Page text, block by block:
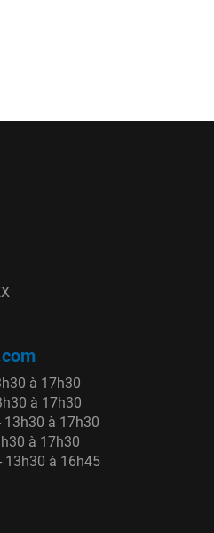
à 17h30
à 17h30
13h30 à 17h30
à 17h30
13h30 à 16h45